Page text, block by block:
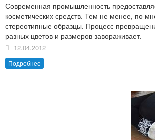
Современная промышленность
косметических средств. Тем не менее, по
стереотипные образцы. Процесс
разных цветов и размеров завораживает.
12.04.2012
Подробнее